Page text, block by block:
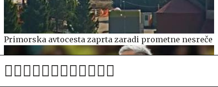
Primorska avtocesta zaprta zaradi prometne nesreče